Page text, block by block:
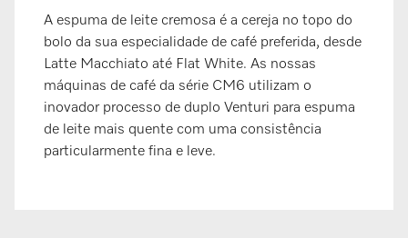
A espuma de leite cremosa é a cereja no topo do
bolo da sua especialidade de café preferida, desde
Latte Macchiato até Flat White. As nossas
máquinas de café da série CM6 utilizam o
inovador processo de duplo Venturi para espuma
de leite mais quente com uma consistência
particularmente fina e leve.